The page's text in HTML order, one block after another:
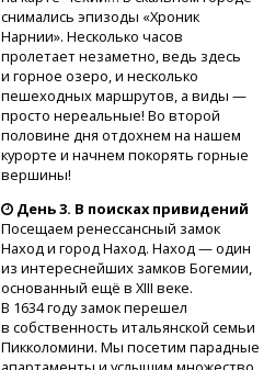
снимал­ись эпизоды «Хроник
Нарнии». Несколько часов
пролетает незам­етно, ведь здесь
и горное озеро, и неско­лько
пешеходных марш­рутов, а виды —
прос­то нереальные! Во второй
половине дня отдохнем на нашем
курорте и начнем покорять горные
вершины!
День 3. В поисках привидений
Посещаем ренессансный замок
Наход и город Наход.​ Наход — один
из ин­тереснейших замков Богемии,
основанный ещё в XIII веке.​
В 1634 году замок пере­шел
в собственность итальянской семьи
Пи­кколомини. Мы посетим парадные